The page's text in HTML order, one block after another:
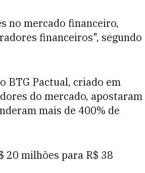
no mercado financeiro,
financeiros", segundo
BTG Pactual, criado em
do mercado, apostaram
mais de 400% de
20 milhões para R$ 38